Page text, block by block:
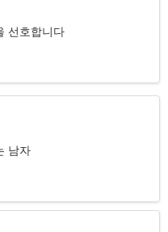
선호합니다
남자